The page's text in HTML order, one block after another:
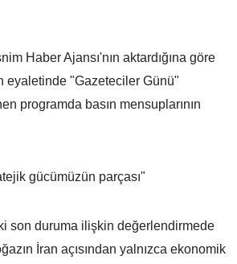
Haber Ajansı'nın aktardığına göre
eyaletinde "Gazeteciler Günü"
programda basın mensuplarının
gücümüzün parçası"
son duruma ilişkin değerlendirmede
İran açısından yalnızca ekonomik